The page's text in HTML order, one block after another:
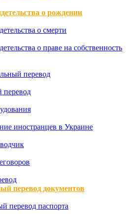
о рождении
о смерти
о праве на собственность
перевод
иностранцев в Украине
перевод документов
перевод паспорта